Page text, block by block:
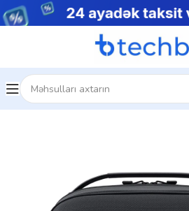
Kompüter aksesuarları